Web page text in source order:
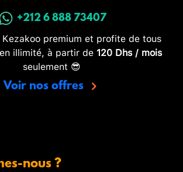
+212 6 888 73407
premium et profite de tous
illimité, à partir de 120 Dhs / mois
seulement 😎
Voir nos offres
nous ?